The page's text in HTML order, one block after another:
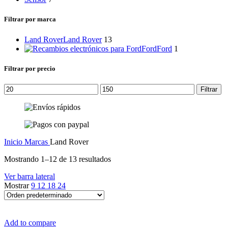
Filtrar por marca
Land RoverLand Rover 13
FordFord 1
Filtrar por precio
Precio
mínimo
Precio
máximo
Filtrar
Inicio Marcas Land Rover
Mostrando 1–12 de 13 resultados
Ver barra lateral
Mostrar9 12 18 24
Add to compare